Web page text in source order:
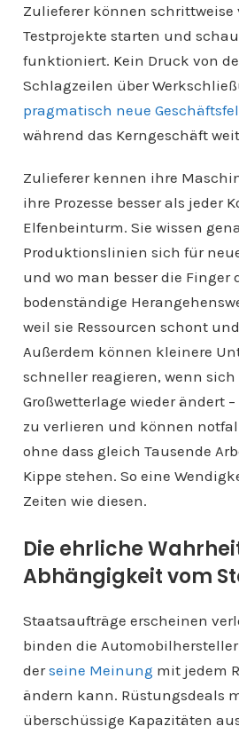
Zulieferer können schrittweise
Testprojekte starten und
funktioniert. Kein Druck von
Schlagzeilen über
pragmatisch neue
während das Kerngeschäft
Zulieferer kennen ihre
ihre Prozesse besser als jeder
Elfenbeinturm. Sie wissen
Produktionslinien sich für
und wo man besser die Finger
bodenständige
weil sie Ressourcen schont
Außerdem können kleinere
schneller reagieren, wenn
Großwetterlage wieder ändert
zu verlieren und können
ohne dass gleich Tausende
Kippe stehen. So eine
Zeiten wie diesen.
Die ehrliche
Abhängigkeit vom
Staatsaufträge erscheinen
binden die
derseine Meinung mit jedem
ändern kann. Rüstungsdeals
überschüssige Kapazitäten